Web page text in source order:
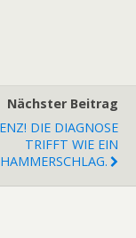
Nächster Beitrag
DIE DIAGNOSE
TRIFFT WIE EIN
HAMMERSCHLAG.